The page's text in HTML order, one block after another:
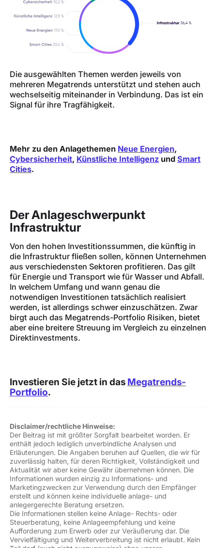
Die ausgewählten Themen werden jeweils von
mehreren Megatrends unterstützt und stehen auch
wechselseitig miteinander in Verbindung. Das ist ein
Signal für ihre Tragfähigkeit.
Mehr zu den Anlagethemen Neue Energien,
Cybersicherheit, Künstliche Intelligenz und Smart
Cities.
Der Anlageschwerpunkt
Infrastruktur
Von den hohen Investitionssummen, die künftig in
die Infrastruktur fließen sollen, können Unternehmen
aus verschiedensten Sektoren profitieren. Das gilt
für Energie und Transport wie für Wasser und Abfall.
In welchem Umfang und wann genau die
notwendigen Investitionen tatsächlich realisiert
werden, ist allerdings schwer einzuschätzen. Zwar
birgt auch das Megatrends-Portfolio Risiken, bietet
aber eine breitere Streuung im Vergleich zu einzelnen
Direktinvestments.
Investieren Sie jetzt in das Megatrends-
Portfolio.
Disclaimer/rechtliche Hinweise:
Der Beitrag ist mit größter Sorgfalt bearbeitet worden. Er
enthält jedoch lediglich unverbindliche Analysen und
Erläuterungen. Die Angaben beruhen auf Quellen, die wir für
zuverlässig halten, für deren Richtigkeit, Vollständigkeit und
Aktualität wir aber keine Gewähr übernehmen können. Die
Informationen wurden einzig zu Informations- und
Marketingzwecken zur Verwendung durch den Empfänger
erstellt und können keine individuelle anlage- und
anlegergerechte Beratung ersetzen.
Die Informationen stellen keine Anlage- Rechts- oder
Steuerberatung, keine Anlageempfehlung und keine
Aufforderung zum Erwerb oder zur Veräußerung dar. Die
Vervielfältigung und Weiterverbreitung ist nicht erlaubt. Kein